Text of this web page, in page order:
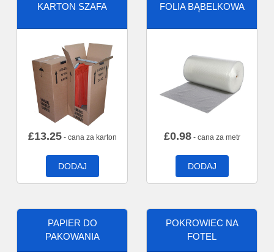
KARTON SZAFA
£13.25- cana za karton
DODAJ
FOLIA BĄBELKOWA
£0.98- cana za metr
DODAJ
PAPIER DO
PAKOWANIA
POKROWIEC NA
FOTEL